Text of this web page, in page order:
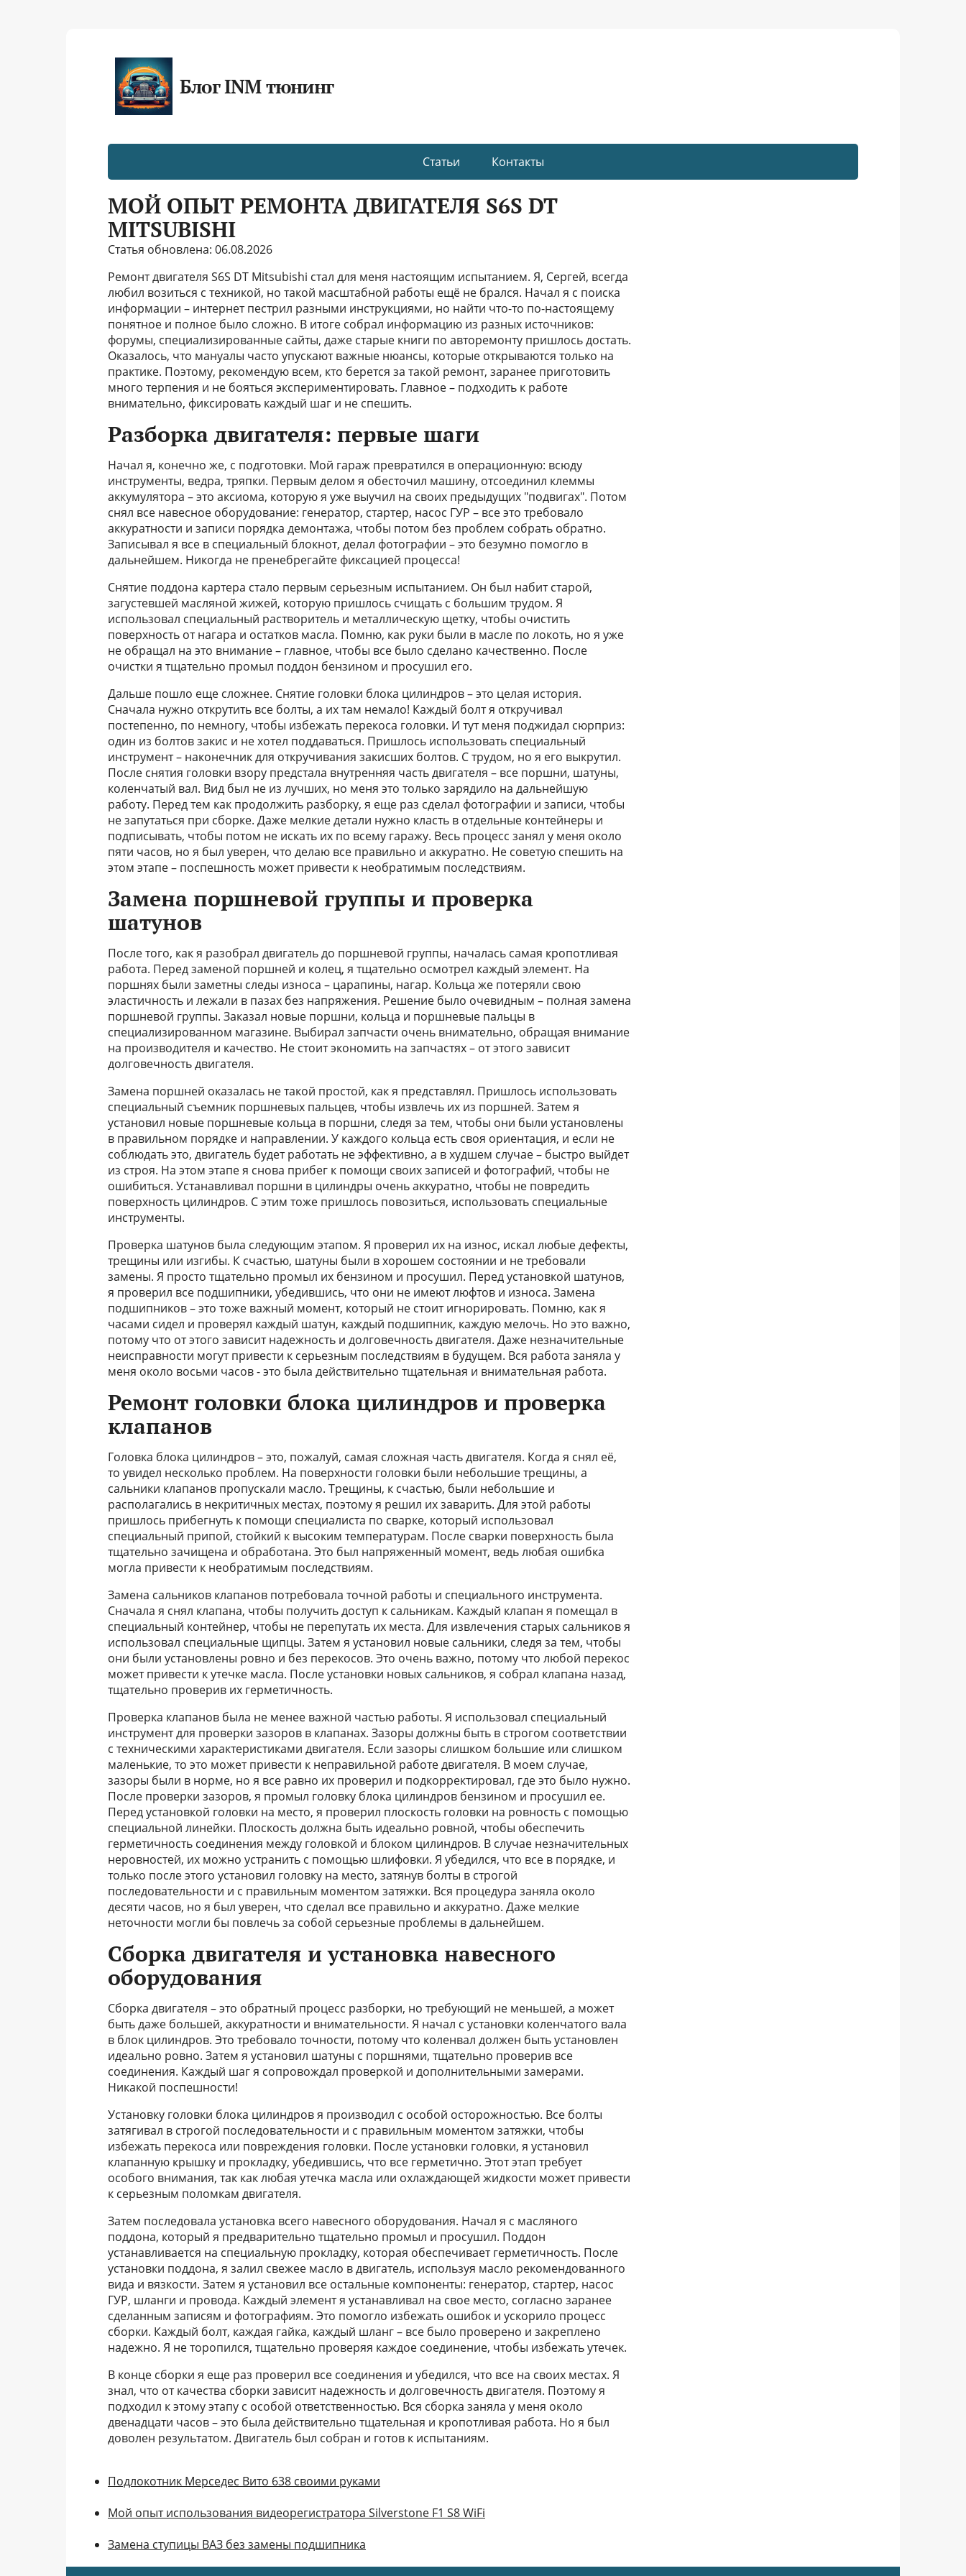
Блог INM тюнинг
Статьи Контакты
МОЙ ОПЫТ РЕМОНТА ДВИГАТЕЛЯ S6S DT
MITSUBISHI
Статья обновлена: 06.08.2026
Ремонт двигателя S6S DT Mitsubishi стал для меня настоящим испытанием. Я, Сергей, всегда
любил возиться с техникой, но такой масштабной работы ещё не брался. Начал я с поиска
информации – интернет пестрил разными инструкциями, но найти что-то по-настоящему
понятное и полное было сложно. В итоге собрал информацию из разных источников:
форумы, специализированные сайты, даже старые книги по авторемонту пришлось достать.
Оказалось, что мануалы часто упускают важные нюансы, которые открываются только на
практике. Поэтому, рекомендую всем, кто берется за такой ремонт, заранее приготовить
много терпения и не бояться экспериментировать. Главное – подходить к работе
внимательно, фиксировать каждый шаг и не спешить.
Разборка двигателя: первые шаги
Начал я, конечно же, с подготовки. Мой гараж превратился в операционную: всюду
инструменты, ведра, тряпки. Первым делом я обесточил машину, отсоединил клеммы
аккумулятора – это аксиома, которую я уже выучил на своих предыдущих "подвигах". Потом
снял все навесное оборудование: генератор, стартер, насос ГУР – все это требовало
аккуратности и записи порядка демонтажа, чтобы потом без проблем собрать обратно.
Записывал я все в специальный блокнот, делал фотографии – это безумно помогло в
дальнейшем. Никогда не пренебрегайте фиксацией процесса!
Снятие поддона картера стало первым серьезным испытанием. Он был набит старой,
загустевшей масляной жижей, которую пришлось счищать с большим трудом. Я
использовал специальный растворитель и металлическую щетку, чтобы очистить
поверхность от нагара и остатков масла. Помню, как руки были в масле по локоть, но я уже
не обращал на это внимание – главное, чтобы все было сделано качественно. После
очистки я тщательно промыл поддон бензином и просушил его.
Дальше пошло еще сложнее. Снятие головки блока цилиндров – это целая история.
Сначала нужно открутить все болты, а их там немало! Каждый болт я откручивал
постепенно, по немногу, чтобы избежать перекоса головки. И тут меня поджидал сюрприз:
один из болтов закис и не хотел поддаваться. Пришлось использовать специальный
инструмент – наконечник для откручивания закисших болтов. С трудом, но я его выкрутил.
После снятия головки взору предстала внутренняя часть двигателя – все поршни, шатуны,
коленчатый вал. Вид был не из лучших, но меня это только зарядило на дальнейшую
работу. Перед тем как продолжить разборку, я еще раз сделал фотографии и записи, чтобы
не запутаться при сборке. Даже мелкие детали нужно класть в отдельные контейнеры и
подписывать, чтобы потом не искать их по всему гаражу. Весь процесс занял у меня около
пяти часов, но я был уверен, что делаю все правильно и аккуратно. Не советую спешить на
этом этапе – поспешность может привести к необратимым последствиям.
Замена поршневой группы и проверка
шатунов
После того, как я разобрал двигатель до поршневой группы, началась самая кропотливая
работа. Перед заменой поршней и колец, я тщательно осмотрел каждый элемент. На
поршнях были заметны следы износа – царапины, нагар. Кольца же потеряли свою
эластичность и лежали в пазах без напряжения. Решение было очевидным – полная замена
поршневой группы. Заказал новые поршни, кольца и поршневые пальцы в
специализированном магазине. Выбирал запчасти очень внимательно, обращая внимание
на производителя и качество. Не стоит экономить на запчастях – от этого зависит
долговечность двигателя.
Замена поршней оказалась не такой простой, как я представлял. Пришлось использовать
специальный съемник поршневых пальцев, чтобы извлечь их из поршней. Затем я
установил новые поршневые кольца в поршни, следя за тем, чтобы они были установлены
в правильном порядке и направлении. У каждого кольца есть своя ориентация, и если не
соблюдать это, двигатель будет работать не эффективно, а в худшем случае – быстро выйдет
из строя. На этом этапе я снова прибег к помощи своих записей и фотографий, чтобы не
ошибиться. Устанавливал поршни в цилиндры очень аккуратно, чтобы не повредить
поверхность цилиндров. С этим тоже пришлось повозиться, использовать специальные
инструменты.
Проверка шатунов была следующим этапом. Я проверил их на износ, искал любые дефекты,
трещины или изгибы. К счастью, шатуны были в хорошем состоянии и не требовали
замены. Я просто тщательно промыл их бензином и просушил. Перед установкой шатунов,
я проверил все подшипники, убедившись, что они не имеют люфтов и износа. Замена
подшипников – это тоже важный момент, который не стоит игнорировать. Помню, как я
часами сидел и проверял каждый шатун, каждый подшипник, каждую мелочь. Но это важно,
потому что от этого зависит надежность и долговечность двигателя. Даже незначительные
неисправности могут привести к серьезным последствиям в будущем. Вся работа заняла у
меня около восьми часов - это была действительно тщательная и внимательная работа.
Ремонт головки блока цилиндров и проверка
клапанов
Головка блока цилиндров – это, пожалуй, самая сложная часть двигателя. Когда я снял её,
то увидел несколько проблем. На поверхности головки были небольшие трещины, а
сальники клапанов пропускали масло. Трещины, к счастью, были небольшие и
располагались в некритичных местах, поэтому я решил их заварить. Для этой работы
пришлось прибегнуть к помощи специалиста по сварке, который использовал
специальный припой, стойкий к высоким температурам. После сварки поверхность была
тщательно зачищена и обработана. Это был напряженный момент, ведь любая ошибка
могла привести к необратимым последствиям.
Замена сальников клапанов потребовала точной работы и специального инструмента.
Сначала я снял клапана, чтобы получить доступ к сальникам. Каждый клапан я помещал в
специальный контейнер, чтобы не перепутать их места. Для извлечения старых сальников я
использовал специальные щипцы. Затем я установил новые сальники, следя за тем, чтобы
они были установлены ровно и без перекосов. Это очень важно, потому что любой перекос
может привести к утечке масла. После установки новых сальников, я собрал клапана назад,
тщательно проверив их герметичность.
Проверка клапанов была не менее важной частью работы. Я использовал специальный
инструмент для проверки зазоров в клапанах. Зазоры должны быть в строгом соответствии
с техническими характеристиками двигателя. Если зазоры слишком большие или слишком
маленькие, то это может привести к неправильной работе двигателя. В моем случае,
зазоры были в норме, но я все равно их проверил и подкорректировал, где это было нужно.
После проверки зазоров, я промыл головку блока цилиндров бензином и просушил ее.
Перед установкой головки на место, я проверил плоскость головки на ровность с помощью
специальной линейки. Плоскость должна быть идеально ровной, чтобы обеспечить
герметичность соединения между головкой и блоком цилиндров. В случае незначительных
неровностей, их можно устранить с помощью шлифовки. Я убедился, что все в порядке, и
только после этого установил головку на место, затянув болты в строгой
последовательности и с правильным моментом затяжки. Вся процедура заняла около
десяти часов, но я был уверен, что сделал все правильно и аккуратно. Даже мелкие
неточности могли бы повлечь за собой серьезные проблемы в дальнейшем.
Сборка двигателя и установка навесного
оборудования
Сборка двигателя – это обратный процесс разборки, но требующий не меньшей, а может
быть даже большей, аккуратности и внимательности. Я начал с установки коленчатого вала
в блок цилиндров. Это требовало точности, потому что коленвал должен быть установлен
идеально ровно. Затем я установил шатуны с поршнями, тщательно проверив все
соединения. Каждый шаг я сопровождал проверкой и дополнительными замерами.
Никакой поспешности!
Установку головки блока цилиндров я производил с особой осторожностью. Все болты
затягивал в строгой последовательности и с правильным моментом затяжки, чтобы
избежать перекоса или повреждения головки. После установки головки, я установил
клапанную крышку и прокладку, убедившись, что все герметично. Этот этап требует
особого внимания, так как любая утечка масла или охлаждающей жидкости может привести
к серьезным поломкам двигателя.
Затем последовала установка всего навесного оборудования. Начал я с масляного
поддона, который я предварительно тщательно промыл и просушил. Поддон
устанавливается на специальную прокладку, которая обеспечивает герметичность. После
установки поддона, я залил свежее масло в двигатель, используя масло рекомендованного
вида и вязкости. Затем я установил все остальные компоненты: генератор, стартер, насос
ГУР, шланги и провода. Каждый элемент я устанавливал на свое место, согласно заранее
сделанным записям и фотографиям. Это помогло избежать ошибок и ускорило процесс
сборки. Каждый болт, каждая гайка, каждый шланг – все было проверено и закреплено
надежно. Я не торопился, тщательно проверяя каждое соединение, чтобы избежать утечек.
В конце сборки я еще раз проверил все соединения и убедился, что все на своих местах. Я
знал, что от качества сборки зависит надежность и долговечность двигателя. Поэтому я
подходил к этому этапу с особой ответственностью. Вся сборка заняла у меня около
двенадцати часов – это была действительно тщательная и кропотливая работа. Но я был
доволен результатом. Двигатель был собран и готов к испытаниям.
Подлокотник Мерседес Вито 638 своими руками
Мой опыт использования видеорегистратора Silverstone F1 S8 WiFi
Замена ступицы ВАЗ без замены подшипника